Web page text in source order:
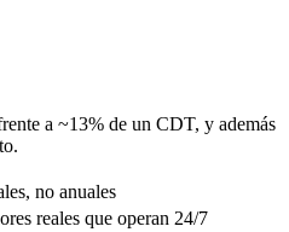
a ~13% de un CDT, y además
no anuales
reales que operan 24/7